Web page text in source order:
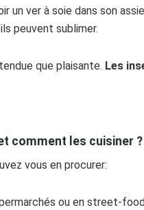
un ver à soie dans son
peuvent sublimer.
que plaisante. Les
comment les cuisiner ?
vous en procurer:
ou en street-